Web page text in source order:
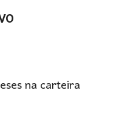
na carteira